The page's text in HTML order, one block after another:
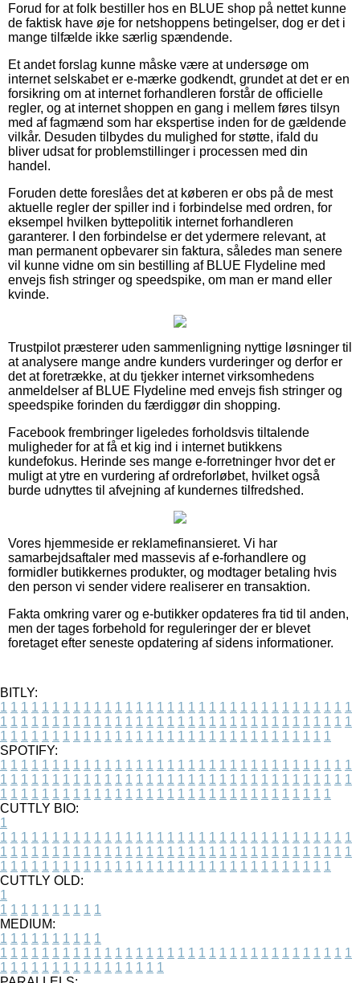
Forud for at folk bestiller hos en BLUE shop på nettet kunne
de faktisk have øje for netshoppens betingelser, dog er det i
mange tilfælde ikke særlig spændende.
Et andet forslag kunne måske være at undersøge om
internet selskabet er e-mærke godkendt, grundet at det er en
forsikring om at internet forhandleren forstår de officielle
regler, og at internet shoppen en gang i mellem føres tilsyn
med af fagmænd som har ekspertise inden for de gældende
vilkår. Desuden tilbydes du mulighed for støtte, ifald du
bliver udsat for problemstillinger i processen med din
handel.
Foruden dette foreslåes det at køberen er obs på de mest
aktuelle regler der spiller ind i forbindelse med ordren, for
eksempel hvilken byttepolitik internet forhandleren
garanterer. I den forbindelse er det ydermere relevant, at
man permanent opbevarer sin faktura, således man senere
vil kunne vidne om sin bestilling af BLUE Flydeline med
envejs fish stringer og speedspike, om man er mand eller
kvinde.
Trustpilot præsterer uden sammenligning nyttige løsninger til
at analysere mange andre kunders vurderinger og derfor er
det at foretrække, at du tjekker internet virksomhedens
anmeldelser af BLUE Flydeline med envejs fish stringer og
speedspike forinden du færdiggør din shopping.
Facebook frembringer ligeledes forholdsvis tiltalende
muligheder for at få et kig ind i internet butikkens
kundefokus. Herinde ses mange e-forretninger hvor det er
muligt at ytre en vurdering af ordreforløbet, hvilket også
burde udnyttes til afvejning af kundernes tilfredshed.
Vores hjemmeside er reklamefinansieret. Vi har
samarbejdsaftaler med massevis af e-forhandlere og
formidler butikkernes produkter, og modtager betaling hvis
den person vi sender videre realiserer en transaktion.
Fakta omkring varer og e-butikker opdateres fra tid til anden,
men der tages forbehold for reguleringer der er blevet
foretaget efter seneste opdatering af sidens informationer.
BITLY:
1 1 1 1 1 1 1 1 1 1 1 1 1 1 1 1 1 1 1 1 1 1 1 1 1 1 1 1 1 1 1 1 1 1
1 1 1 1 1 1 1 1 1 1 1 1 1 1 1 1 1 1 1 1 1 1 1 1 1 1 1 1 1 1 1 1 1 1
1 1 1 1 1 1 1 1 1 1 1 1 1 1 1 1 1 1 1 1 1 1 1 1 1 1 1 1 1 1 1 1
SPOTIFY:
1 1 1 1 1 1 1 1 1 1 1 1 1 1 1 1 1 1 1 1 1 1 1 1 1 1 1 1 1 1 1 1 1 1
1 1 1 1 1 1 1 1 1 1 1 1 1 1 1 1 1 1 1 1 1 1 1 1 1 1 1 1 1 1 1 1 1 1
1 1 1 1 1 1 1 1 1 1 1 1 1 1 1 1 1 1 1 1 1 1 1 1 1 1 1 1 1 1 1 1
CUTTLY BIO:
1
1 1 1 1 1 1 1 1 1 1 1 1 1 1 1 1 1 1 1 1 1 1 1 1 1 1 1 1 1 1 1 1 1 1
1 1 1 1 1 1 1 1 1 1 1 1 1 1 1 1 1 1 1 1 1 1 1 1 1 1 1 1 1 1 1 1 1 1
1 1 1 1 1 1 1 1 1 1 1 1 1 1 1 1 1 1 1 1 1 1 1 1 1 1 1 1 1 1 1 1
CUTTLY OLD:
1
1 1 1 1 1 1 1 1 1 1
MEDIUM:
1 1 1 1 1 1 1 1 1 1
1 1 1 1 1 1 1 1 1 1 1 1 1 1 1 1 1 1 1 1 1 1 1 1 1 1 1 1 1 1 1 1 1 1
1 1 1 1 1 1 1 1 1 1 1 1 1 1 1 1